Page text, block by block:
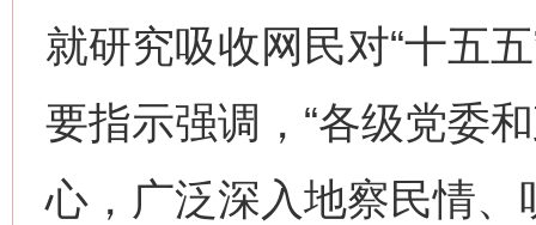
就研究吸收网民对“十五
要指示强调，“各级党委
心，广泛深入地察民情